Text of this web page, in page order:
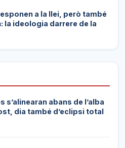
a la llei, però també
la ideologia darrere de la
s’alinearan abans de l’alba
dia també d’eclipsi total